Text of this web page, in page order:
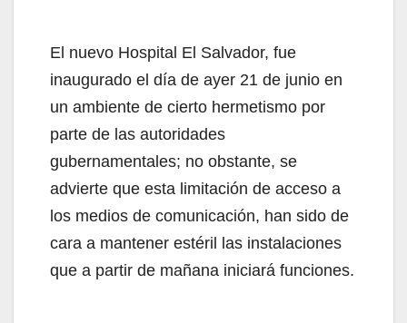
El nuevo Hospital El Salvador, fue
inaugurado el día de ayer 21 de junio en
un ambiente de cierto hermetismo por
parte de las autoridades
gubernamentales; no obstante, se
advierte que esta limitación de acceso a
los medios de comunicación, han sido de
cara a mantener estéril las instalaciones
que a partir de mañana iniciará funciones.